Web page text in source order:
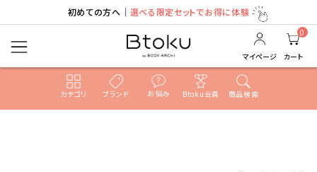
初めての方へ｜ 選べる限定セットでお得に体験
マイページ
0
カート
カテゴリ ブランド お悩み Btoku会員 商品検索